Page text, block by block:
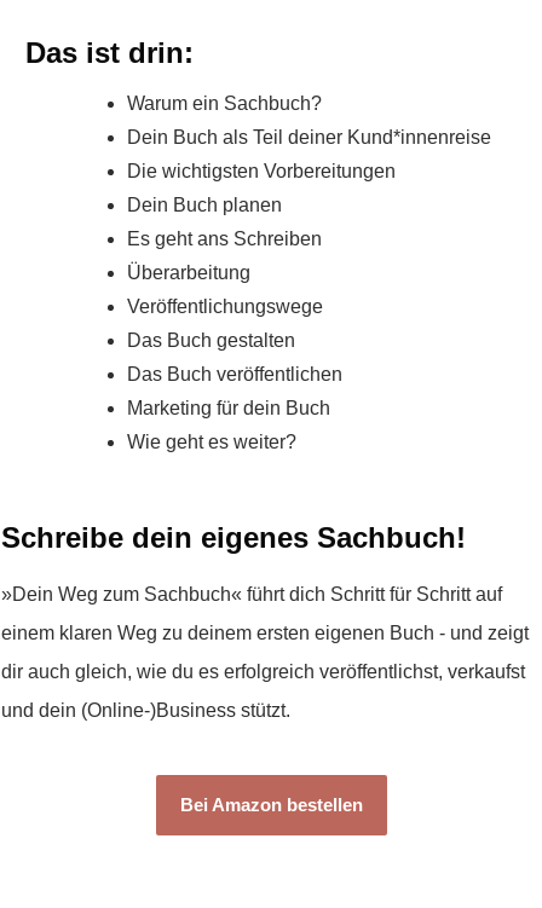
Das ist drin:
Warum ein Sachbuch?
Dein Buch als Teil deiner Kund*innenreise
Die wichtigsten Vorbereitungen
Dein Buch planen
Es geht ans Schreiben
Überarbeitung
Veröffentlichungswege
Das Buch gestalten
Das Buch veröffentlichen
Marketing für dein Buch
Wie geht es weiter?
Schreibe dein eigenes Sachbuch!
»Dein Weg zum Sachbuch« führt dich Schritt für Schritt auf
einem klaren Weg zu deinem ersten eigenen Buch - und zeigt
dir auch gleich, wie du es erfolgreich veröffentlichst, verkaufst
und dein (Online-)Business stützt.
Bei Amazon bestellen